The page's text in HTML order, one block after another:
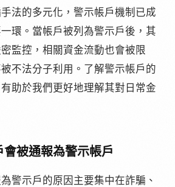
法的多元化，警示帳戶機制已成
環。當帳戶被列為警示戶後，其
監控，相關資金流動也會被限
不法分子利用。了解警示帳戶的
助於我們更好地理解其對日常金
會被通報為警示帳戶
警示戶的原因主要集中在詐騙、